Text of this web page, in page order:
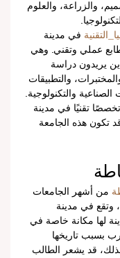
والزراعة، والعلوم
في مدينة
عملي وتقني. وهي
يريدون دراسة
والتطبيقات
الصناعية والتكنولوجية.
تقنيًا في مدينة
تكون هذه الجامعة
من أشهر الجامعات
، وتقع في مدينة
لها مكانة خاصة في
بسبب تاريخها
قد يشعر الطالب